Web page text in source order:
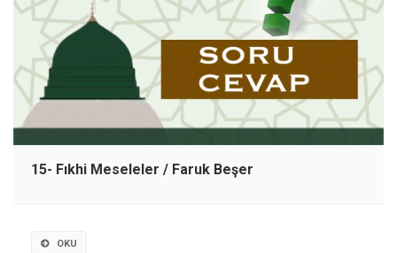
15- Fıkhi Meseleler / Faruk Beşer
OKU